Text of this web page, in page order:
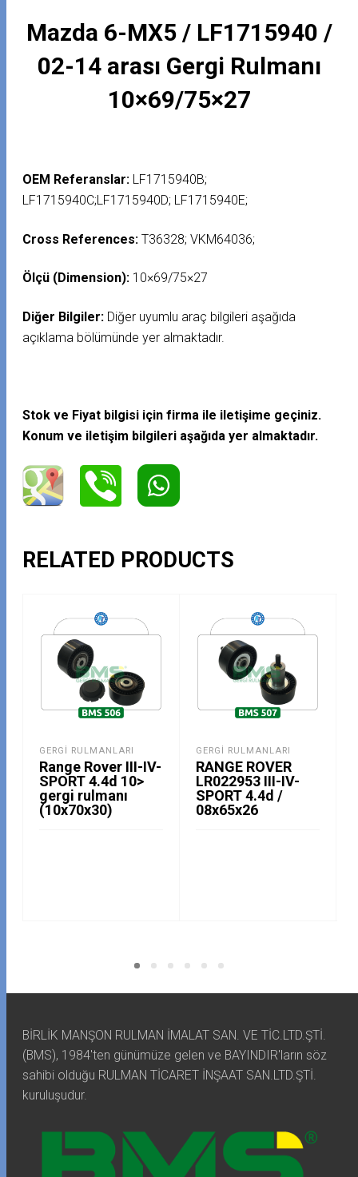
Mazda 6-MX5 / LF1715940 /
02-14 arası Gergi Rulmanı
10×69/75×27
OEM Referanslar: LF1715940B;
LF1715940C;LF1715940D; LF1715940E;
Cross References:T36328; VKM64036;
Ölçü (Dimension): 10×69/75×27
Diğer Bilgiler: Diğer uyumlu araç bilgileri aşağıda
açıklama bölümünde yer almaktadır.
Stok ve Fiyat bilgisi için firma ile iletişime geçiniz.
Konum ve iletişim bilgileri aşağıda yer almaktadır.
RELATED PRODUCTS
GERGI RULMANLARI
Range Rover III-IV-
SPORT 4.4d 10>
gergi rulmanı
(10x70x30)
GERGI RULMANLARI
RANGE ROVER
LR022953 III-IV-
SPORT 4.4d /
08x65x26
BİRLİK MANŞON RULMAN İMALAT SAN. VE TİC.LTD.ŞTİ.
(BMS), 1984'ten günümüze gelen ve BAYINDIR'ların söz
sahibi olduğu RULMAN TİCARET İNŞAAT SAN.LTD.ŞTİ.
kuruluşudur.